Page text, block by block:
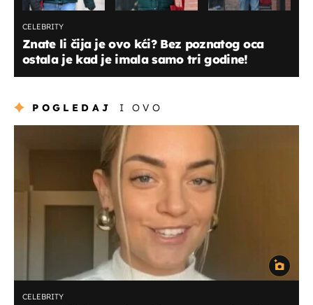
CELEBRITY
Znate li čija je ovo kći? Bez poznatog oca
ostala je kad je imala samo tri godine!
POGLEDAJ I OVO
CELEBRITY